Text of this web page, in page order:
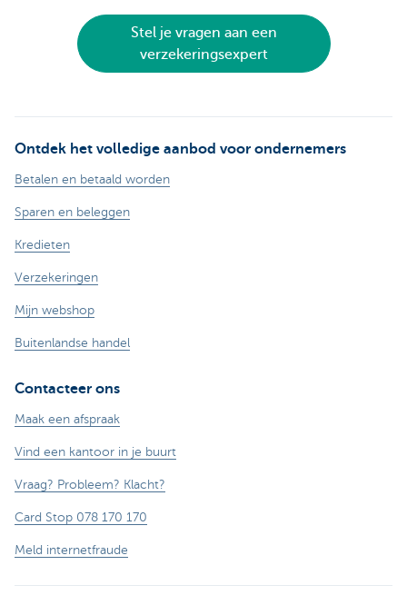
Stel je vragen aan een
verzekeringsexpert
Ontdek het volledige aanbod voor ondernemers
Betalen en betaald worden
Sparen en beleggen
Kredieten
Verzekeringen
Mijn webshop
Buitenlandse handel
Contacteer ons
Maak een afspraak
Vind een kantoor in je buurt
Vraag? Probleem? Klacht?
Card Stop 078 170 170
Meld internetfraude